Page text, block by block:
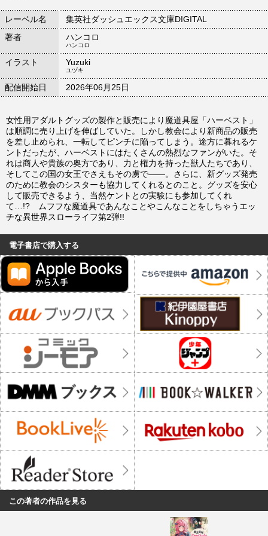
レーベル名
集英社ダッシュエックス文庫DIGITAL
著者
ハンコロ
ハンコロ
イラスト Yuzuki
ユヅキ
配信開始日 2026年06月25日
女性用アダルトグッズの製作と販売により魔道具屋「ハーベスト」
は順調に売り上げを伸ばしていた。しかし教会により新商品の販売
を差し止められ、一転してピンチに陥ってしまう。途方に暮れるケ
ントだったが、ハーベストにはたくさんの熱烈なファンがいた。そ
れは商人や貴族の奥方であり、力と権力を持った獣人たちであり、
そしてこの国の女王でさえもその虜で――。さらに、新グッズ発売
のために教会のシスターも協力してくれるとのこと。グッズを安心
して販売できるよう、当然ケントとの実験にも参加してくれ
て…!? ムフフな魔道具であんなことやこんなことをしちゃうエッ
チな異世界スローライフ第2弾!!
電子書店で購入する
この著者の作品を見る